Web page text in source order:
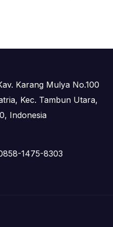
Karang Mulya No.100
Kec. Tambun Utara,
Indonesia
1475-8303